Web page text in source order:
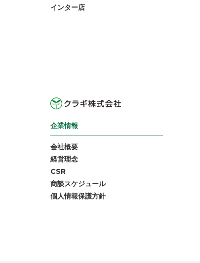
インター店
企業情報
会社概要
経営理念
CSR
商談スケジュール
個人情報保護方針